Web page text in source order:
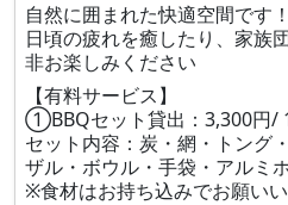
自然に囲まれた快適空間です！
日頃の疲れを癒したり、家族
非お楽しみください
【有料サービス】
①BBQセット貸出：3,300
セット内容：炭・網・トング
ザル・ボウル・手袋・アルミ
※食材はお持ち込みでお願いい